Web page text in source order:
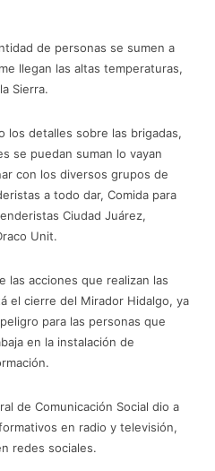
de personas se sumen a
llegan las altas temperaturas,
Sierra.
los detalles sobre las brigadas,
se puedan suman lo vayan
con los diversos grupos de
a todo dar, Comida para
Ciudad Juárez,
Unit.
las acciones que realizan las
el cierre del Mirador Hidalgo, ya
para las personas que
en la instalación de
de Comunicación Social dio a
en radio y televisión,
redes sociales.